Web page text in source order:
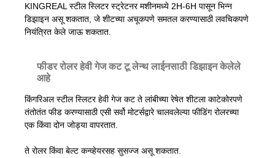
KINGREAL स्टील स्लिटर स्ट्रेटनर मशीनमध्ये 2H-6H पासून भिन्न
डिझाइन असू शकतात, जे शीटच्या अचूकपणे समतल करण्यासाठी लवचिकपणे
नियंत्रित केले जाऊ शकतात.
फीडर रोलर हेवी गेज कट टू लेन्थ लाईनसाठी डिझाइन केलेले
आहे
किंगरिअल स्टील स्लिटर हेवी गेज कट ते लांबीच्या रेषेत शीटला काटेकोरपणे
तंतोतंत फीड करण्यासाठी एसी सर्वो मोटर्सद्वारे चालवलेल्या फीडिंग रोलरच्या
एक किंवा दोन जोड्या वापरतात.
ते रोलर किंवा बेल्ट कन्व्हेयरसह सुसज्ज असू शकतात.